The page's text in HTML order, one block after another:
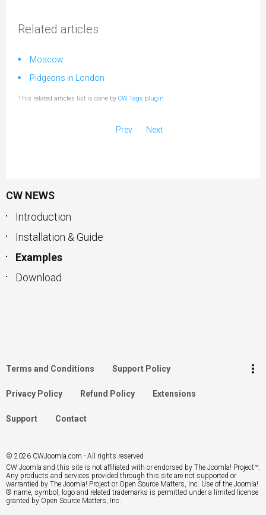
Related articles
Moscow
Pidgeons in London
This related articles list is done by CW Tags plugin
Prev Next
CW NEWS
Introduction
Installation & Guide
Examples
Download
Terms and Conditions Support Policy
Privacy Policy Refund Policy Extensions
Support Contact
more_vert
Search
© 2026 CWJoomla.com - All rights reserved
CW Joomla and this site is not affiliated with or endorsed by The Joomla! Project™.
Any products and services provided through this site are not supported or
warrantied by The Joomla! Project or Open Source Matters, Inc. Use of the Joomla!
® name, symbol, logo and related trademarks is permitted under a limited license
granted by Open Source Matters, Inc.